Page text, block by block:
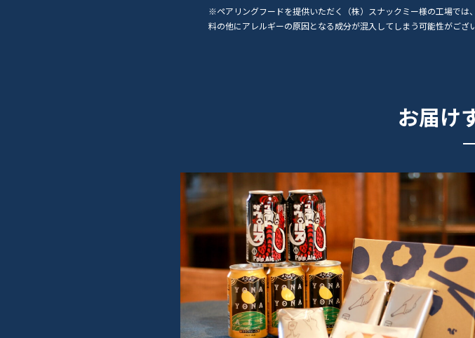
※ペアリングフードを提供いただく（株）スナックミー様の工場で
料の他にアレルギーの原因となる成分が混入してしまう可能性がござ
お届け